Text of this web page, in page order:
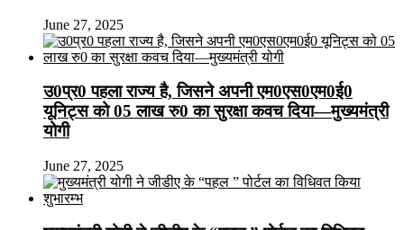
June 27, 2025
उ0प्र0 पहला राज्य है, जिसने अपनी एम0एस0एम0ई0
यूनिट्स को 05 लाख रु0 का सुरक्षा कवच दिया—मुख्यमंत्री
योगी
June 27, 2025